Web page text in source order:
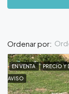
Ordenar por:
EN VENTA PRECIO Y
AVISO